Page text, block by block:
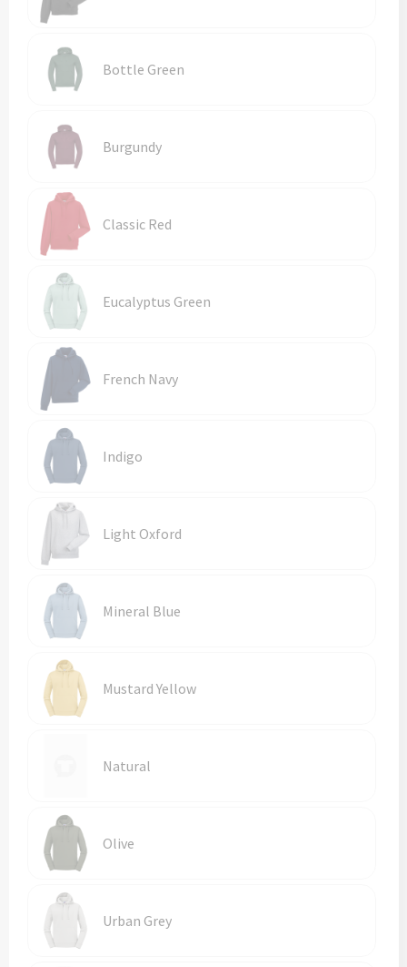
Schoudertassen
Sporttassen
Strandtassen
Toilettassen
Trolleys
Waterbestendige tassen
Goodiebags
Vesten
Gehoorbescherming
Ademhalingsbescherming
Bottle Green
Burgundy
Classic Red
Eucalyptus Green
French Navy
Indigo
Light Oxford
Mineral Blue
Mustard Yellow
Natural
Olive
Urban Grey